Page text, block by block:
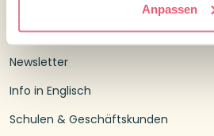
Anpassen
Treuepunkte
Newsletter
Info in Englisch
Schulen & Geschäftskunden